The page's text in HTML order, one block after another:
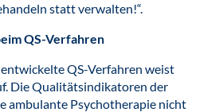
statt verwalten!“.
QS-Verfahren
QS-Verfahren weist
Die Qualitätsindikatoren der
ambulante Psychotherapie nicht